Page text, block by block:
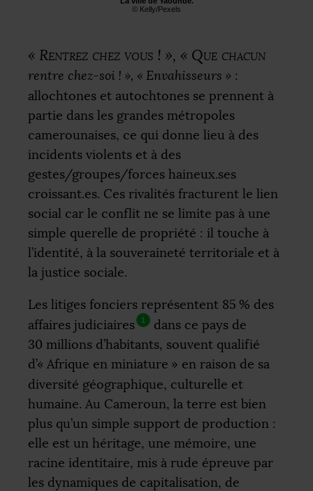
© Kelly/Pexels
« Rentrez chez vous ! », « Que chacun
rentre chez-soi ! », « Envahisseurs » :
allochtones et autochtones se prennent à
partie dans les grandes métropoles
camerounaises, ce qui donne lieu à des
incidents violents et à des
gestes/groupes/forces haineux.ses
croissant.es. Ces rivalités fracturent le lien
social car le conflit ne se limite pas à une
simple querelle de propriété : il touche à
l’identité, à la souveraineté territoriale et à
la justice sociale.
Les litiges fonciers représentent 85 % des
affaires judiciaires
1
dans ce pays de
30 millions d’habitants, souvent qualifié
d’« Afrique en miniature » en raison de sa
diversité géographique, culturelle et
humaine. Au Cameroun, la terre est bien
plus qu’un simple support de production :
elle est un héritage, une mémoire, une
racine identitaire, mis à rude épreuve par
les dynamiques de capitalisation, de